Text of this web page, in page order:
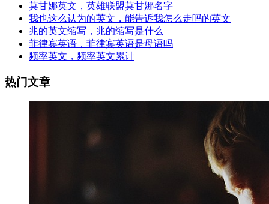
莫甘娜英文，英雄联盟莫甘娜名字
我也这么认为的英文，能告诉我怎么走吗的英文
兆的英文缩写，兆的缩写是什么
菲律宾英语，菲律宾英语是母语吗
频率英文，频率英文累计
热门文章